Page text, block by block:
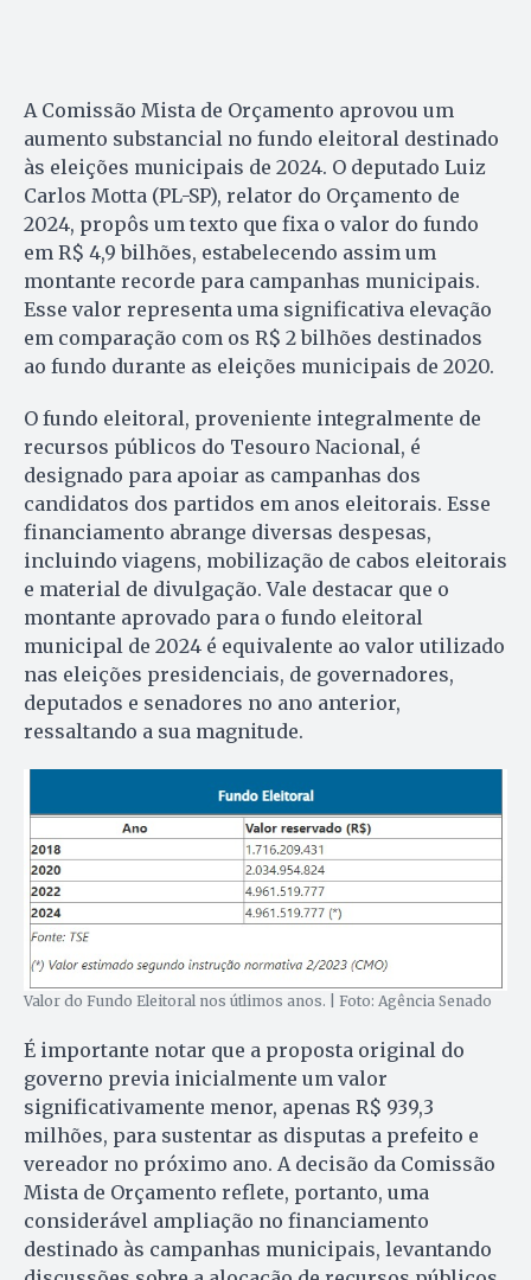
A Comissão Mista de Orçamento aprovou um
aumento substancial no fundo eleitoral destinado
às eleições municipais de 2024. O deputado Luiz
Carlos Motta (PL-SP), relator do Orçamento de
2024, propôs um texto que fixa o valor do fundo
em R$ 4,9 bilhões, estabelecendo assim um
montante recorde para campanhas municipais.
Esse valor representa uma significativa elevação
em comparação com os R$ 2 bilhões destinados
ao fundo durante as eleições municipais de 2020.
O fundo eleitoral, proveniente integralmente de
recursos públicos do Tesouro Nacional, é
designado para apoiar as campanhas dos
candidatos dos partidos em anos eleitorais. Esse
financiamento abrange diversas despesas,
incluindo viagens, mobilização de cabos eleitorais
e material de divulgação. Vale destacar que o
montante aprovado para o fundo eleitoral
municipal de 2024 é equivalente ao valor utilizado
nas eleições presidenciais, de governadores,
deputados e senadores no ano anterior,
ressaltando a sua magnitude.
Valor do Fundo Eleitoral nos útlimos anos. | Foto: Agência Senado
É importante notar que a proposta original do
governo previa inicialmente um valor
significativamente menor, apenas R$ 939,3
milhões, para sustentar as disputas a prefeito e
vereador no próximo ano. A decisão da Comissão
Mista de Orçamento reflete, portanto, uma
considerável ampliação no financiamento
destinado às campanhas municipais, levantando